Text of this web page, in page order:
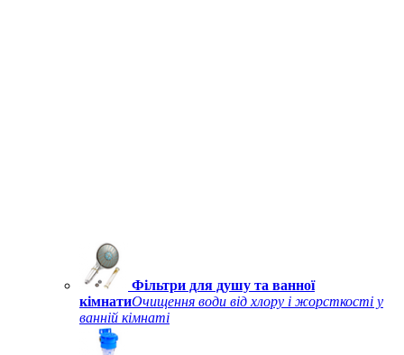
Фільтри для душу та ванної
кімнатиОчищення води від хлору і жорсткості у
ванній кімнаті